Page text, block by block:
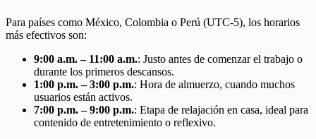
Para países como México, Colombia o Perú (UTC-5), los horarios
más efectivos son:
9:00 a.m. – 11:00 a.m.: Justo antes de comenzar el trabajo o
durante los primeros descansos.
1:00 p.m. – 3:00 p.m.: Hora de almuerzo, cuando muchos
usuarios están activos.
7:00 p.m. – 9:00 p.m.: Etapa de relajación en casa, ideal para
contenido de entretenimiento o reflexivo.